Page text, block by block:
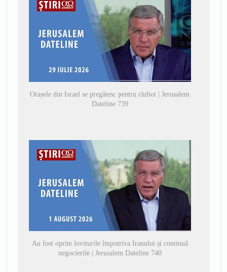
Orașele din Israel se pregătesc pentru război | Jerusalem
Dateline 739
Au fost oprite loviturile împotriva Iranului și continuă
negocierile | Jerusalem Dateline 740